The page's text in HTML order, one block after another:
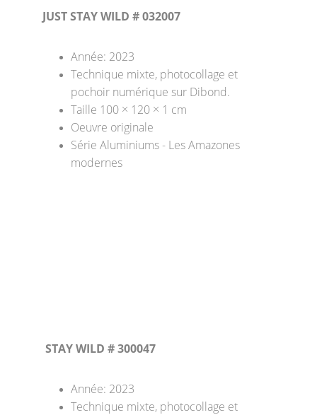
JUST STAY WILD # 032007
Année: 2023
Technique mixte, photocollage et
pochoir numérique sur Dibond.
Taille 100 × 120 × 1 cm
Oeuvre originale
Série Aluminiums - Les Amazones
modernes
STAY WILD # 300047
Année: 2023
Technique mixte, photocollage et